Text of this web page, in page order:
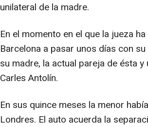
unilateral de la madre.
En el momento en el que la jueza
Barcelona a pasar unos días con
su madre, la actual pareja de ésta
Carles Antolín.
En sus quince meses la menor
Londres. El auto acuerda la